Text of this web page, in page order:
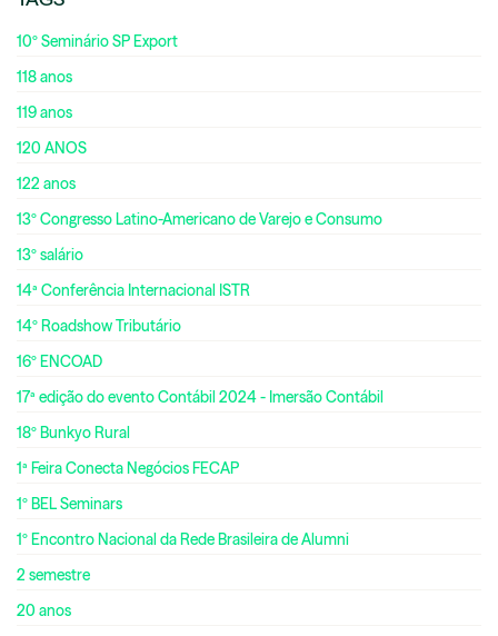
10º Seminário SP Export
118 anos
119 anos
120 ANOS
122 anos
13º Congresso Latino-Americano de Varejo e Consumo
13º salário
14ª Conferência Internacional ISTR
14º Roadshow Tributário
16º ENCOAD
17ª edição do evento Contábil 2024 - Imersão Contábil
18º Bunkyo Rural
1ª Feira Conecta Negócios FECAP
1º BEL Seminars
1º Encontro Nacional da Rede Brasileira de Alumni
2 semestre
20 anos